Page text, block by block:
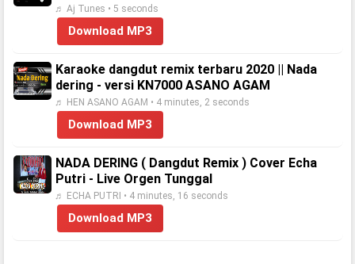
♬ Aj Tunes • 5 seconds
Download MP3
Karaoke dangdut remix terbaru 2020 || Nada
dering - versi KN7000 ASANO AGAM
♬ HEN ASANO AGAM • 4 minutes, 2 seconds
Download MP3
NADA DERING ( Dangdut Remix ) Cover Echa
Putri - Live Orgen Tunggal
♬ ECHA PUTRI • 4 minutes, 16 seconds
Download MP3